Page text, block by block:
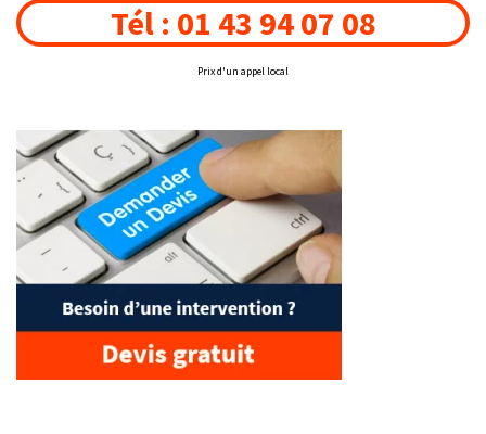
Tél : 01 43 94 07 08
Prix d'un appel local